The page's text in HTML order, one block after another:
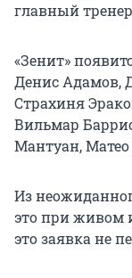
главный
«Зенит»
Денис Адамов,
Страхиня
Вильмар
Мантуан, Матео
Из
это при живом
это заявка не